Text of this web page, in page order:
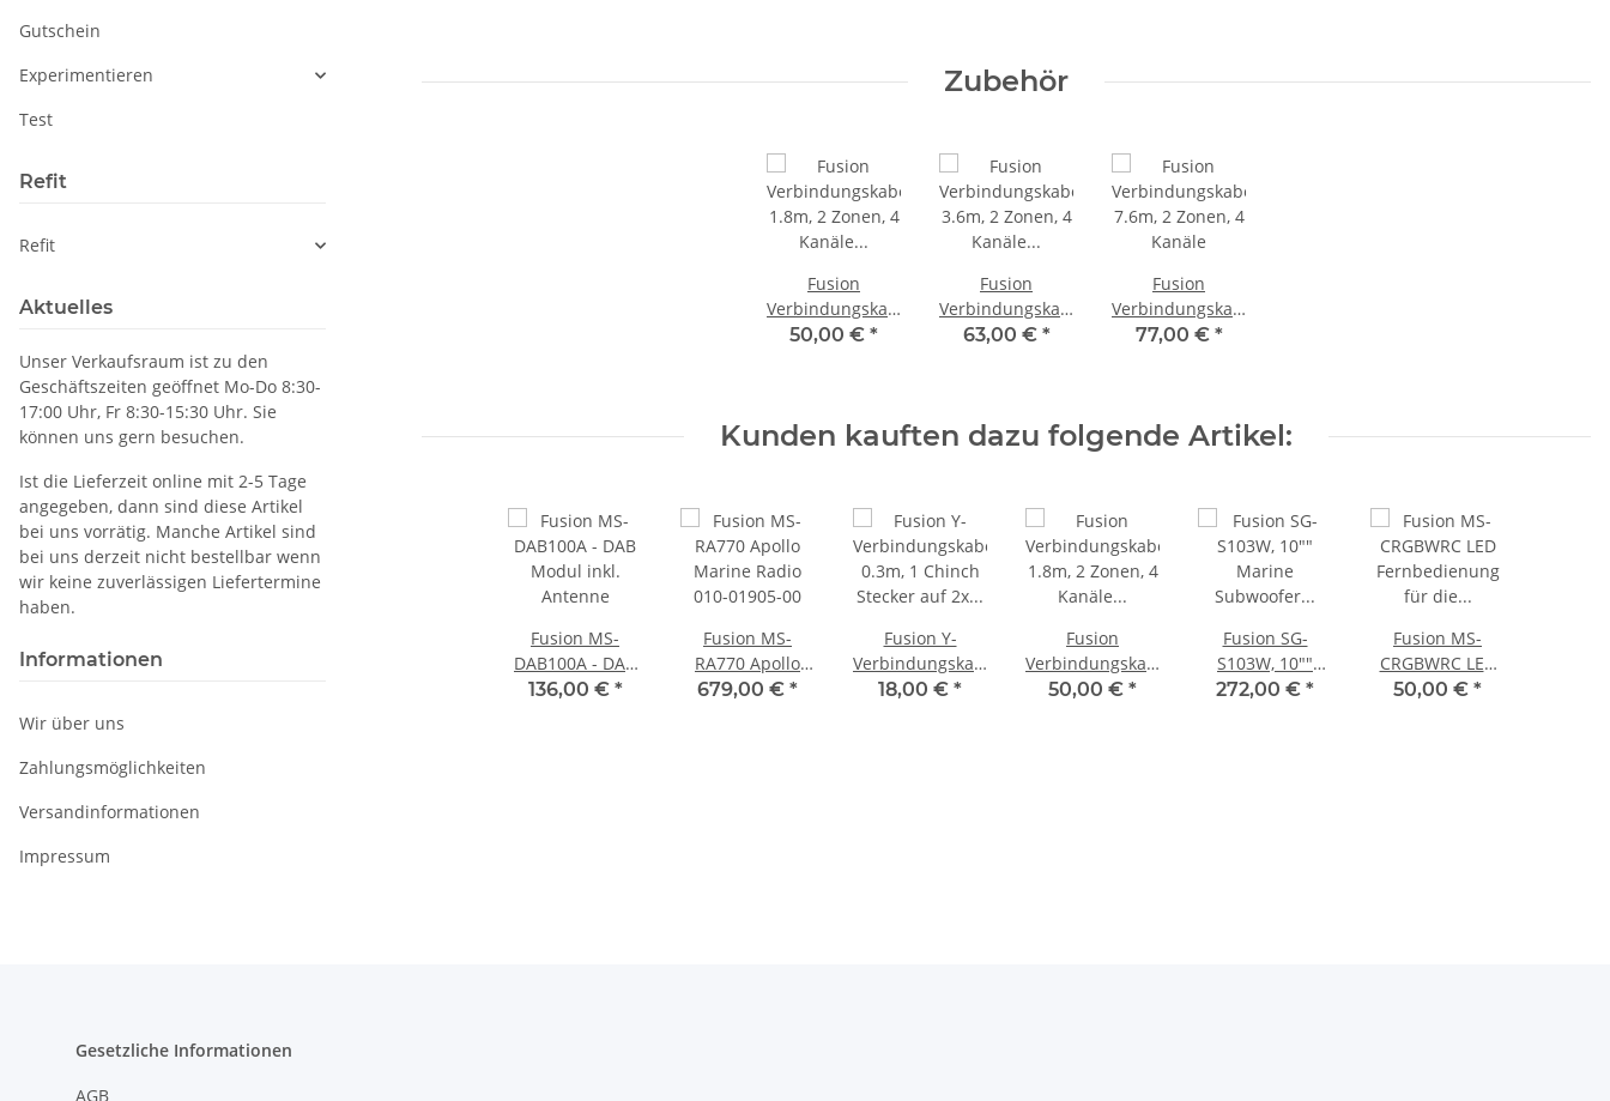
Zubehör
Fusion
Verbindungskabel
1.8m, 2 Zonen, 4
50,00 € *
Fusion
Verbindungskabel
3.6m, 2 Zonen, 4
63,00 € *
Fusion
Verbindungskabel
7.6m, 2 Zonen, 4
77,00 € *
Kunden kauften dazu folgende Artikel:
Fusion MS-
DAB100A - DAB
Modul inkl.
136,00 € *
Fusion MS-
RA770 Apollo
Marine Radio
679,00 € *
Fusion Y-
Verbindungskabel
0.3m, 1 Chinch
18,00 € *
Fusion
Verbindungskabel
1.8m, 2 Zonen, 4
50,00 € *
Fusion SG-
S103W, 10""
Marine
272,00 € *
Fusion MS-
CRGBWRC LED
Fernbedienung
50,00 € *
Gutschein
Experimentieren
Test
Refit
Refit
Aktuelles
Unser Verkaufsraum ist zu den
Geschäftszeiten geöffnet Mo-Do 8:30-
17:00 Uhr, Fr 8:30-15:30 Uhr. Sie
können uns gern besuchen.
Ist die Lieferzeit online mit 2-5 Tage
angegeben, dann sind diese Artikel
bei uns vorrätig. Manche Artikel sind
bei uns derzeit nicht bestellbar wenn
wir keine zuverlässigen Liefertermine
haben.
Informationen
Wir über uns
Zahlungsmöglichkeiten
Versandinformationen
Impressum
Gesetzliche Informationen
AGB